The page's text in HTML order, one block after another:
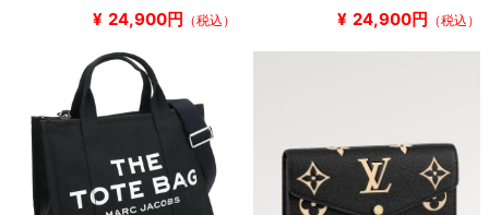
¥ 24,900円 （税込） ¥ 24,900円 （税込）